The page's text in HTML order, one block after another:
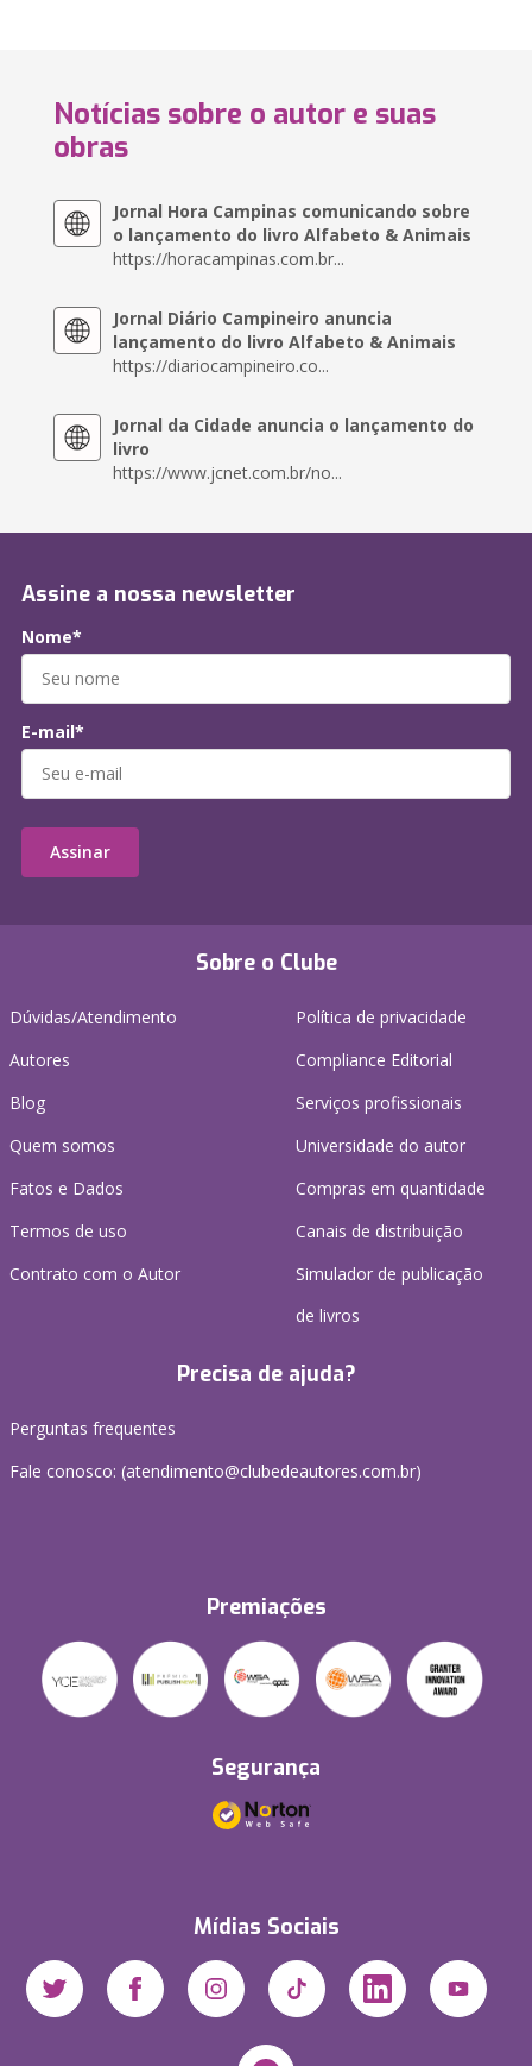
Notícias sobre o autor e suas
obras
Jornal Hora Campinas comunicando sobre
o lançamento do livro Alfabeto & Animais
https://horacampinas.com.br...
Jornal Diário Campineiro anuncia
lançamento do livro Alfabeto & Animais
https://diariocampineiro.co...
Jornal da Cidade anuncia o lançamento do
livro
https://www.jcnet.com.br/no...
Sobre o Clube
Dúvidas/Atendimento
Autores
Blog
Quem somos
Fatos e Dados
Termos de uso
Contrato com o Autor
Política de privacidade
Compliance Editorial
Serviços profissionais
Universidade do autor
Compras em quantidade
Canais de distribuição
Simulador de publicação
de livros
Precisa de ajuda?
Perguntas frequentes
Fale conosco: (atendimento@clubedeautores.com.br)
Premiações
Segurança
Mídias Sociais
Assine a nossa newsletter
Nome*
E-mail*
Assinar